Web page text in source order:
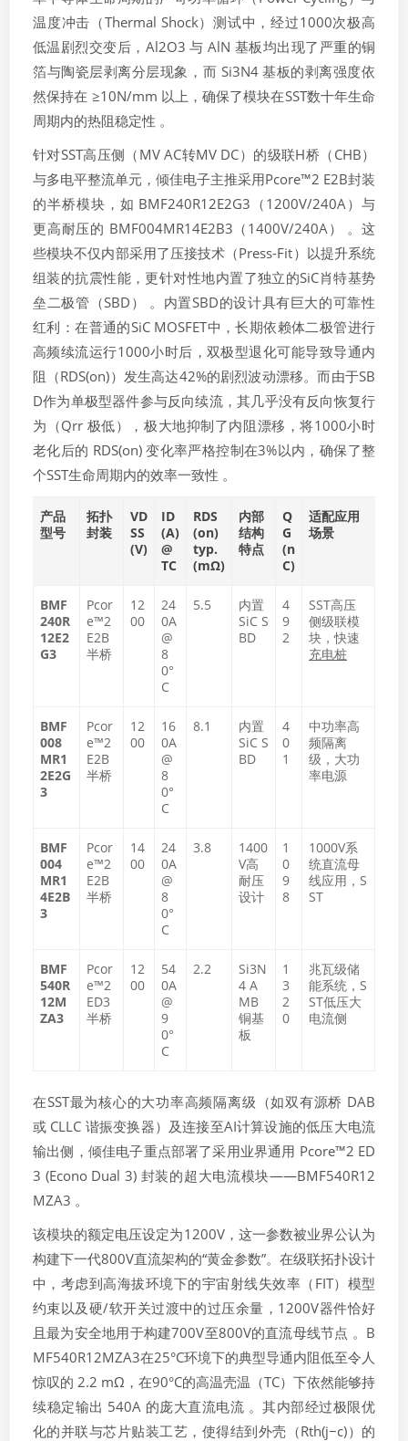
温度冲击（Thermal Shock）测试中，经过1000次极高
低温剧烈交变后，Al2​O3​ 与 AlN 基板均出现了严重的铜
箔与陶瓷层剥离分层现象，而 Si3​N4​ 基板的剥离强度依
然保持在 ≥10N/mm 以上，确保了模块在SST数十年生命
周期内的热阻稳定性 。
针对SST高压侧（MV AC转MV DC）的级联H桥（CHB）
与多电平整流单元，倾佳电子主推采用Pcore™2 E2B封装
的半桥模块，如 BMF240R12E2G3（1200V/240A）与
更高耐压的 BMF004MR14E2B3（1400V/240A） 。这
些模块不仅内部采用了压接技术（Press-Fit）以提升系统
组装的抗震性能，更针对性地内置了独立的SiC肖特基势
垒二极管（SBD） 。内置SBD的设计具有巨大的可靠性
红利：在普通的SiC MOSFET中，长期依赖体二极管进行
高频续流运行1000小时后，双极型退化可能导致导通内
阻（RDS(on)​）发生高达42%的剧烈波动漂移。而由于SB
D作为单极型器件参与反向续流，其几乎没有反向恢复行
为（Qrr​ 极低），极大地抑制了内阻漂移，将1000小时
老化后的 RDS(on)​ 变化率严格控制在3%以内，确保了整
个SST生命周期内的效率一致性 。
产品
型号
拓扑
封装
VD
SS​
(V)
ID​
(A)
@
TC​
RDS
(on)​
typ.
(mΩ)
内部
结构
特点
Q
G​
(n
C)
适配应用
场景
BMF
240R
12E2
G3
Pcor
e™2
E2B
半桥
12
00
24
0A
@
8
0°
C
5.5
内置
SiC S
BD
4
9
2
SST高压
侧级联模
块，快速
充电桩
BMF
008
MR1
2E2G
3
Pcor
e™2
E2B
半桥
12
00
16
0A
@
8
0°
C
8.1
内置
SiC S
BD
4
0
1
中功率高
频隔离
级，大功
率电源
BMF
004
MR1
4E2B
3
Pcor
e™2
E2B
半桥
14
00
24
0A
@
8
0°
C
3.8
1400
V高
耐压
设计
1
0
9
8
1000V系
统直流母
线应用，S
ST
BMF
540R
12M
ZA3
Pcor
e™2
ED3
半桥
12
00
54
0A
@
9
0°
C
2.2
Si3​N
4​ A
MB
铜基
板
1
3
2
0
兆瓦级储
能系统，S
ST低压大
电流侧
在SST最为核心的大功率高频隔离级（如双有源桥 DAB
或 CLLC 谐振变换器）及连接至AI计算设施的低压大电流
输出侧，倾佳电子重点部署了采用业界通用 Pcore™2 ED
3 (Econo Dual 3) 封装的超大电流模块——BMF540R12
MZA3 。
该模块的额定电压设定为1200V，这一参数被业界公认为
构建下一代800V直流架构的“黄金参数”。在级联拓扑设计
中，考虑到高海拔环境下的宇宙射线失效率（FIT）模型
约束以及硬/软开关过渡中的过压余量，1200V器件恰好
且最为安全地用于构建700V至800V的直流母线节点 。B
MF540R12MZA3在25°C环境下的典型导通内阻低至令人
惊叹的 2.2 mΩ，在90°C的高温壳温（TC​）下依然能够持
续稳定输出 540A 的庞大直流电流 。其内部经过极限优
化的并联与芯片贴装工艺，使得结到外壳（Rth(j−c)​）的